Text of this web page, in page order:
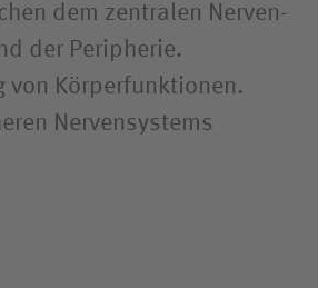
dem zentralen Nerven­
der Peripherie.
von Körper­funktionen.
Nerven­systems